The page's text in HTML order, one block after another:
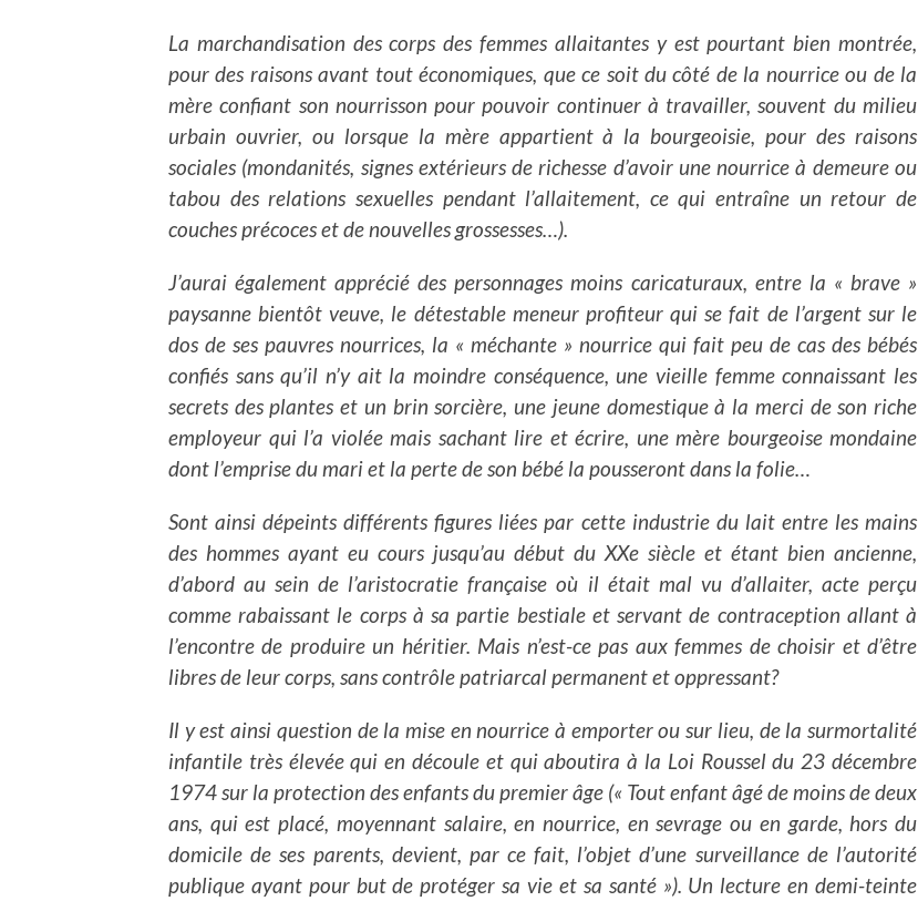
La marchandisation des corps des femmes allaitantes y est pourtant bien montrée,
pour des raisons avant tout économiques, que ce soit du côté de la nourrice ou de la
mère confiant son nourrisson pour pouvoir continuer à travailler, souvent du milieu
urbain ouvrier, ou lorsque la mère appartient à la bourgeoisie, pour des raisons
sociales (mondanités, signes extérieurs de richesse d’avoir une nourrice à demeure ou
tabou des relations sexuelles pendant l’allaitement, ce qui entraîne un retour de
couches précoces et de nouvelles grossesses…).
J’aurai également apprécié des personnages moins caricaturaux, entre la « brave »
paysanne bientôt veuve, le détestable meneur profiteur qui se fait de l’argent sur le
dos de ses pauvres nourrices, la « méchante » nourrice qui fait peu de cas des bébés
confiés sans qu’il n’y ait la moindre conséquence, une vieille femme connaissant les
secrets des plantes et un brin sorcière, une jeune domestique à la merci de son riche
employeur qui l’a violée mais sachant lire et écrire, une mère bourgeoise mondaine
dont l’emprise du mari et la perte de son bébé la pousseront dans la folie…
Sont ainsi dépeints différents figures liées par cette industrie du lait entre les mains
des hommes ayant eu cours jusqu’au début du XXe siècle et étant bien ancienne,
d’abord au sein de l’aristocratie française où il était mal vu d’allaiter, acte perçu
comme rabaissant le corps à sa partie bestiale et servant de contraception allant à
l’encontre de produire un héritier. Mais n’est-ce pas aux femmes de choisir et d’être
libres de leur corps, sans contrôle patriarcal permanent et oppressant?
Il y est ainsi question de la mise en nourrice à emporter ou sur lieu, de la surmortalité
infantile très élevée qui en découle et qui aboutira à la Loi Roussel du 23 décembre
1974 sur la protection des enfants du premier âge (« Tout enfant âgé de moins de deux
ans, qui est placé, moyennant salaire, en nourrice, en sevrage ou en garde, hors du
domicile de ses parents, devient, par ce fait, l’objet d’une surveillance de l’autorité
publique ayant pour but de protéger sa vie et sa santé »). Un lecture en demi-teinte